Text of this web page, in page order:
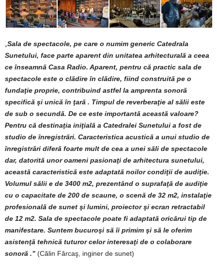
„Sala de spectacole, pe care o numim generic Catedrala
Sunetului, face parte aparent din unitatea arhitecturală a ceea
ce înseamnă Casa Radio. Aparent, pentru că practic sala de
spectacole este o clădire în clădire, fiind construită pe o
fundaţie proprie, contribuind astfel la amprenta sonoră
specifică şi unică în ţară . Timpul de reverberaţie al sălii este
de sub o secundă. De ce este importantă această valoare?
Pentru că destinaţia iniţială a Catedralei Sunetului a fost de
studio de înregistrări. Caracteristica acustică a unui studio de
înregistrări diferă foarte mult de cea a unei săli de spectacole
dar, datorită unor oameni pasionaţi de arhitectura sunetului,
această caracteristică este adaptată noilor condiţii de audiţie.
Volumul sălii e de 3400 m2, prezentând o suprafaţă de audiţie
cu o capacitate de 200 de scaune, o scenă de 32 m2, instalaţie
profesională de sunet şi lumini, proiector şi ecran retractabil
de 12 m2. Sala de spectacole poate fi adaptată oricărui tip de
manifestare. Suntem bucuroşi să îi primim şi să le oferim
asistenţă tehnică tuturor celor interesaţi de o colaborare
sonoră .” (Călin Fărcaş, inginer de sunet)